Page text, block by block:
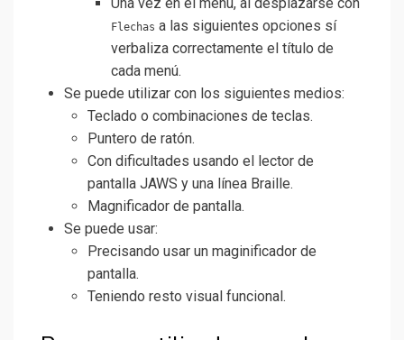
Flechas a las siguientes opciones sí
verbaliza correctamente el título de
cada menú.
Se puede utilizar con los siguientes medios:
Teclado o combinaciones de teclas.
Puntero de ratón.
Con dificultades usando el lector de
pantalla JAWS y una línea Braille.
Magnificador de pantalla.
Se puede usar:
Precisando usar un maginificador de
pantalla.
Teniendo resto visual funcional.